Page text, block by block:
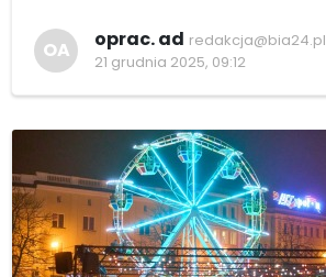
OA oprac. ad redakcja@bia24.pl
21 grudnia 2025, 09:12